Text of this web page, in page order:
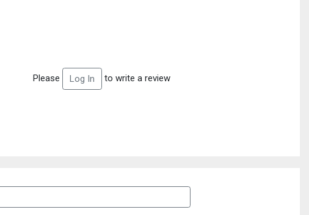
Please Log In to write a review